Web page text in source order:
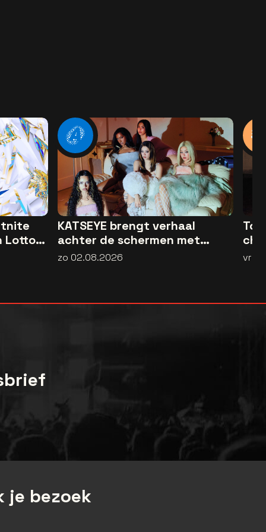
Lotto
KATSEYE brengt verhaal
achter de schermen met
documentaire WILD HEARTS
zo 02.08.2026 vr
je bezoek